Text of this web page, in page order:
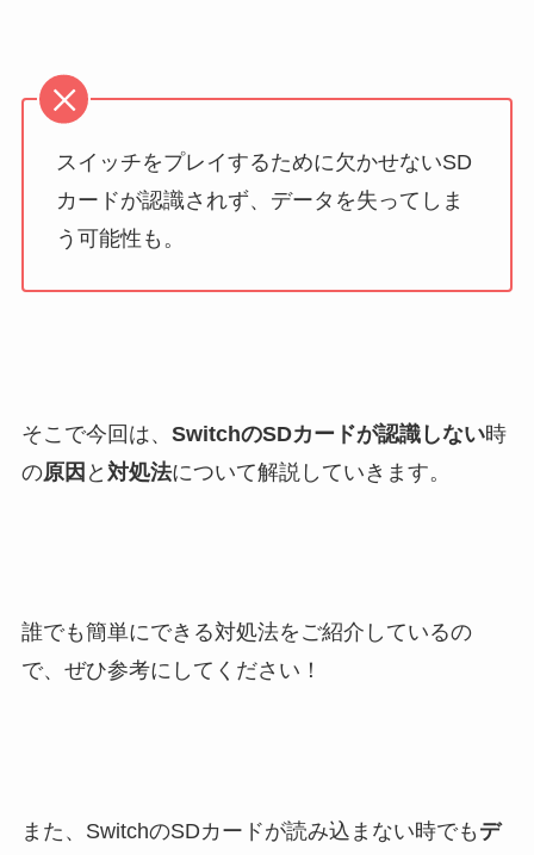
スイッチをプレイするために欠かせないSD
カードが認識されず、データを失ってしま
う可能性も。
そこで今回は、 SwitchのSDカードが認識しない時
の原因 と 対処法について解説していきます。
誰でも簡単にできる対処法をご紹介しているの
で、ぜひ参考にしてください！
また、SwitchのSDカードが読み込まない時でも デ